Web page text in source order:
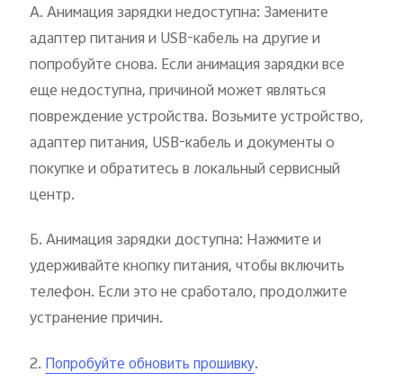
А. Анимация зарядки недоступна: Замените
адаптер питания и USB-кабель на другие и
попробуйте снова. Если анимация зарядки все
еще недоступна, причиной может являться
повреждение устройства. Возьмите устройство,
адаптер питания, USB-кабель и документы о
покупке и обратитесь в локальный сервисный
центр.
Б. Анимация зарядки доступна: Нажмите и
удерживайте кнопку питания, чтобы включить
телефон. Если это не сработало, продолжите
устранение причин.
2. Попробуйте обновить прошивку.